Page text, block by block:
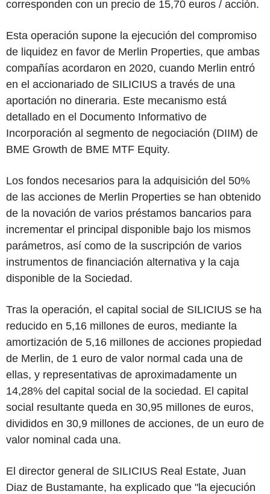
corresponden con un precio de 15,70 euros / acción.
Esta operación supone la ejecución del compromiso
de liquidez en favor de Merlin Properties, que ambas
compañías acordaron en 2020, cuando Merlin entró
en el accionariado de SILICIUS a través de una
aportación no dineraria. Este mecanismo está
detallado en el Documento Informativo de
Incorporación al segmento de negociación (DIIM) de
BME Growth de BME MTF Equity.
Los fondos necesarios para la adquisición del 50%
de las acciones de Merlin Properties se han obtenido
de la novación de varios préstamos bancarios para
incrementar el principal disponible bajo los mismos
parámetros, así como de la suscripción de varios
instrumentos de financiación alternativa y la caja
disponible de la Sociedad.
Tras la operación, el capital social de SILICIUS se ha
reducido en 5,16 millones de euros, mediante la
amortización de 5,16 millones de acciones propiedad
de Merlin, de 1 euro de valor normal cada una de
ellas, y representativas de aproximadamente un
14,28% del capital social de la sociedad. El capital
social resultante queda en 30,95 millones de euros,
divididos en 30,9 millones de acciones, de un euro de
valor nominal cada una.
El director general de SILICIUS Real Estate, Juan
Diaz de Bustamante, ha explicado que "la ejecución